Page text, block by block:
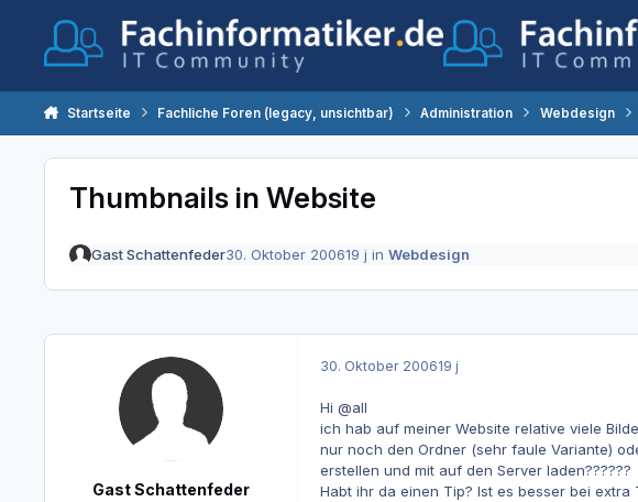
Startseite Fachliche Foren (legacy, unsichtbar) Administration Webdesign
Thumbnails in Website
Gast Schattenfeder30. Oktober 200619 j in Webdesign
Gast Schattenfeder
30. Oktober 200619 j
Hi @all
ich hab auf meiner Website relative viele
nur noch den Ordner (sehr faule Variante)
erstellen und mit auf den Server laden??????
Habt ihr da einen Tip? Ist es besser bei